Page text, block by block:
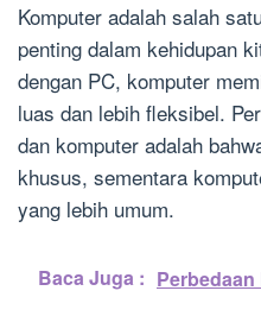
Komputer adalah salah
penting dalam kehidupan
dengan PC, komputer
luas dan lebih fleksibel.
dan komputer adalah
khusus, sementara
yang lebih umum.
Baca Juga :